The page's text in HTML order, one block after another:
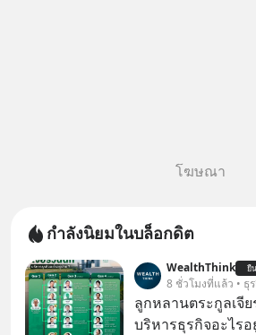
โฆษณา
กำลังนิยมในบล็อกดิต
WealthThink ยื
8 ชั่วโมงที่แล้ว • ธุ
ลูกหลานตระกูลเจี
บริหารธุรกิจอะไรอ